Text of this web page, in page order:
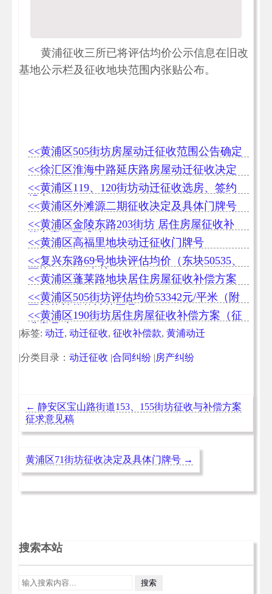
黄浦征收三所已将评估均价公示信息在旧改
基地公示栏及征收地块范围内张贴公布。
<<黄浦区505街坊房屋动迁征收范围公告确定
<<徐汇区淮海中路延庆路房屋动迁征收决定
<<黄浦区119、120街坊动迁征收选房、签约
规定
<<黄浦区外滩源二期征收决定及具体门牌号
<<黄浦区金陵东路203街坊 居住房屋征收补
偿方案（正式稿）
<<黄浦区高福里地块动迁征收门牌号
<<复兴东路69号地块评估均价（东块50535、
西块50569）出炉
<<黄浦区蓬莱路地块居住房屋征收补偿方案
<<黄浦区505街坊评估均价53342元/平米（附
更新的补偿款计算工具）
<<黄浦区190街坊居住房屋征收补偿方案（征
求意见稿）
|标签: 动迁, 动迁征收, 征收补偿款, 黄浦动迁
|分类目录： 动迁征收 |合同纠纷 |房产纠纷
← 静安区宝山路街道153、155街坊征收与补偿方案
征求意见稿
黄浦区71街坊征收决定及具体门牌号 →
搜索本站